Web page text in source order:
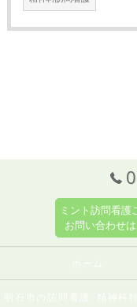
ミント訪問看護
お問い合わせ